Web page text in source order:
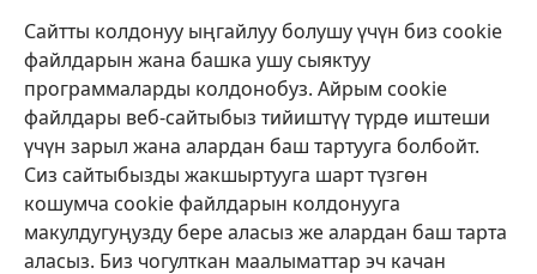
Сайтты колдонуу ыңгайлуу болушу үчүн биз cookie
файлдарын жана башка ушу сыяктуу
программаларды колдонобуз. Айрым cookie
файлдары веб-сайтыбыз тийиштүү түрдө иштеши
үчүн зарыл жана алардан баш тартууга болбойт.
Сиз сайтыбызды жакшыртууга шарт түзгөн
кошумча cookie файлдарын колдонууга
макулдугуңузду бере аласыз же алардан баш тарта
аласыз. Биз чогулткан маалыматтар эч качан
Тартуулар
(жаңы
терезе
ачат)
ОНЛАЙН КИТЕПКАНА
(жаңы
терезе
ачат) JW Hub
(жаңы
терезе
ачат) JW Library